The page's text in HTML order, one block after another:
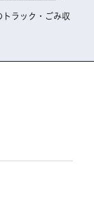
ラック・ごみ収